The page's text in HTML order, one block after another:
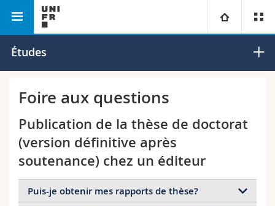
Université
Campus
Recherche
Université
Théologie
Droit
Sciences économiques et sociales et management
Vous êtes
Futurs étudiants
Etudiants
Ressources
Études
Foire aux questions
Publication de la thèse de doctorat
(version définitive après
soutenance) chez un éditeur
Puis-je obtenir mes rapports de thèse?